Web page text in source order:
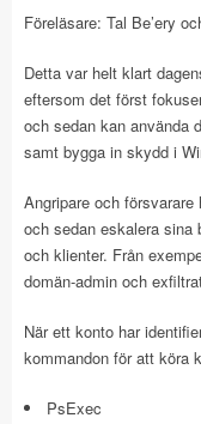
Föreläsare: Tal Be’ery
Detta var helt klart
eftersom det först
och sedan kan använda
samt bygga in skydd i
Angripare och
och sedan eskalera sina
och klienter. Från
domän-admin och
När ett konto har
kommandon för att köra
PsExec